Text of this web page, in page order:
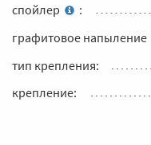
спойлер
:
графитовое напыление
тип крепления:
крепление: